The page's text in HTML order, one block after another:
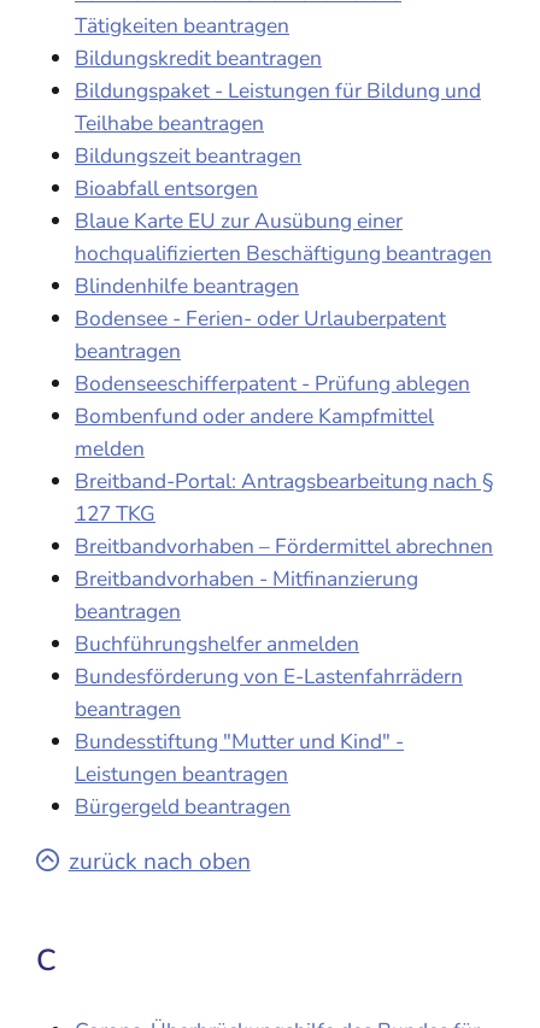
Tätigkeiten beantragen
Bildungskredit beantragen
Bildungspaket - Leistungen für Bildung und
Teilhabe beantragen
Bildungszeit beantragen
Bioabfall entsorgen
Blaue Karte EU zur Ausübung einer
hochqualifizierten Beschäftigung beantragen
Blindenhilfe beantragen
Bodensee - Ferien- oder Urlauberpatent
beantragen
Bodenseeschifferpatent - Prüfung ablegen
Bombenfund oder andere Kampfmittel
melden
Breitband-Portal: Antragsbearbeitung nach §
127 TKG
Breitbandvorhaben – Fördermittel abrechnen
Breitbandvorhaben - Mitfinanzierung
beantragen
Buchführungshelfer anmelden
Bundesförderung von E-Lastenfahrrädern
beantragen
Bundesstiftung "Mutter und Kind" -
Leistungen beantragen
Bürgergeld beantragen
zurück nach oben
C